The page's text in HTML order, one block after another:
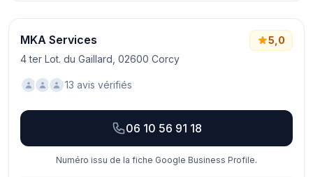
MKA Services
4 ter Lot. du Gaillard, 02600 Corcy
5,0
13 avis vérifiés
06 10 56 91 18
Numéro issu de la fiche Google Business Profile.